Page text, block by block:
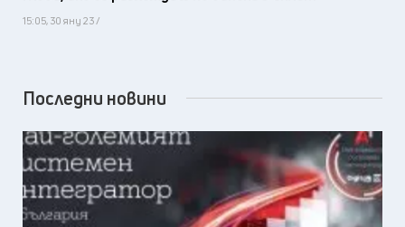
15:05, 30 яну 23 /
Последни новини